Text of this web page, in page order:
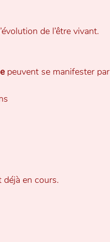
de l’être vivant.
peuvent se manifester par
en cours.